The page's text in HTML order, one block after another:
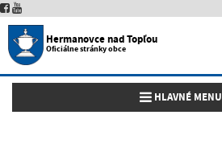
Hermanovce nad Topľou
Oficiálne stránky obce
Toggle navigation
HLAVNÉ MENU